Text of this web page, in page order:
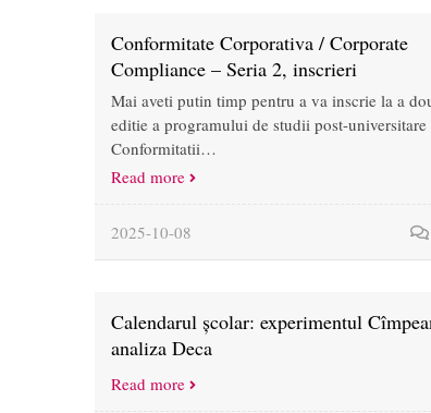
Conformitate Corporativa / Corporate
Compliance – Seria 2, inscrieri
Mai aveti putin timp pentru a va inscrie la a
editie a programului de studii post-universitare
Conformitatii…
Read more
2025-10-08
Calendarul școlar: experimentul
analiza Deca
Read more